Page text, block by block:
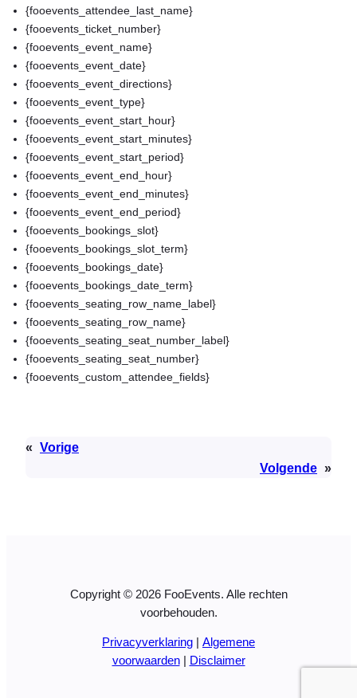
{fooevents_attendee_last_name}
{fooevents_ticket_number}
{fooevents_event_name}
{fooevents_event_date}
{fooevents_event_directions}
{fooevents_event_type}
{fooevents_event_start_hour}
{fooevents_event_start_minutes}
{fooevents_event_start_period}
{fooevents_event_end_hour}
{fooevents_event_end_minutes}
{fooevents_event_end_period}
{fooevents_bookings_slot}
{fooevents_bookings_slot_term}
{fooevents_bookings_date}
{fooevents_bookings_date_term}
{fooevents_seating_row_name_label}
{fooevents_seating_row_name}
{fooevents_seating_seat_number_label}
{fooevents_seating_seat_number}
{fooevents_custom_attendee_fields}
« Vorige
Volgende »
Copyright © 2026 FooEvents. Alle rechten
voorbehouden.
Privacyverklaring
Algemene
voorwaarden| Disclaimer